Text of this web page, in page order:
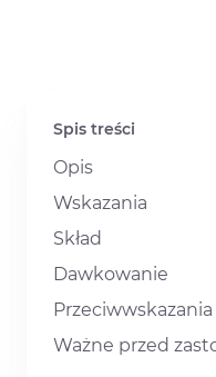
Spis treści
Opis
Wskazania
Skład
Dawkowanie
Przeciwwskazania
Ważne przed